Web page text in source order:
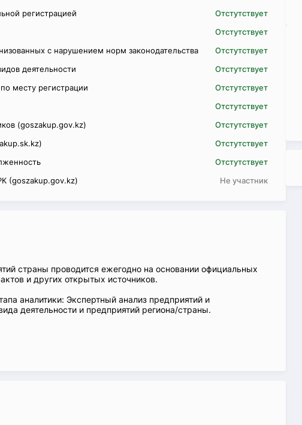
регистрацией
Отстутствует
Отстутствует
с нарушением норм законодательства
Отстутствует
деятельности
Отстутствует
месту регистрации
Отстутствует
Отстутствует
(goszakup.gov.kz)
Отстутствует
Отстутствует
Отстутствует
(goszakup.gov.kz)
Не участник
страны проводится ежегодно на основании официальных
и других открытых источников.
аналитики: Экспертный анализ предприятий и
деятельности и предприятий региона/страны.